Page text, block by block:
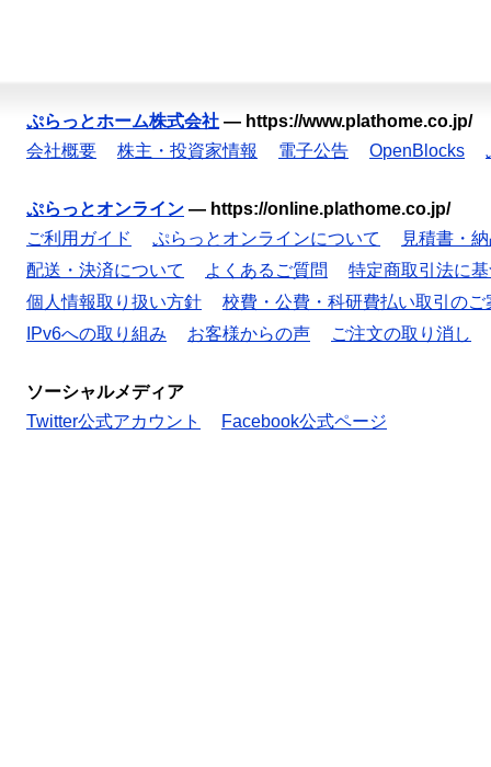
ぷらっとホーム株式会社 — https://www.plathome.co.jp/
会社概要
株主・投資家情報 電子公告 OpenBlocks
ぷらっとオンライン — https://online.plathome.co.jp/
ご利用ガイド
ぷらっとオンラインについて
見積書・
配送・決済について
よくあるご質問
特定商取引法に
個人情報取り扱い方針
校費・公費・科研費払い取引のご
IPv6への取り組み
お客様からの声 ご注文の取り消し
ソーシャルメディア
Twitter公式アカウント
Facebook公式ページ